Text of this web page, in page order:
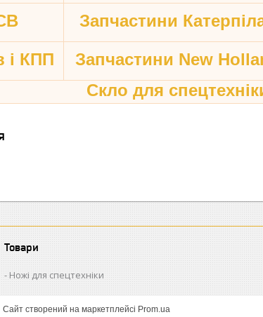
Запчастини
і КПП
Запчастини New
Скло для
Товари
Ножі для спецтехніки
Сайт створений на маркетплейсі Prom.ua